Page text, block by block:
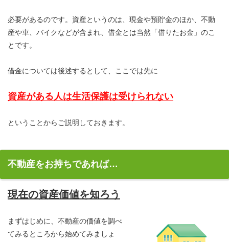
必要があるのです。資産というのは、現金や預貯金のほか、不動
産や車、バイクなどが含まれ、借金とは当然「借りたお金」のこ
とです。
借金については後述するとして、ここでは先に
資産がある人は生活保護は受けられない
ということからご説明しておきます。
不動産をお持ちであれば…
現在の資産価値を知ろう
まずはじめに、不動産の価値を調べ
てみるところから始めてみましょ